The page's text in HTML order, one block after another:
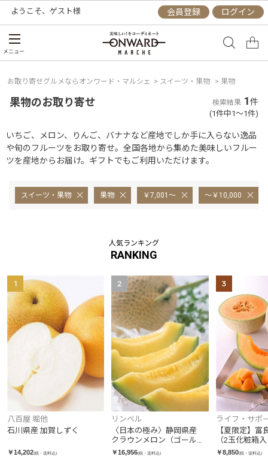
ようこそ、 ゲスト様 会員登録 ログイン
メニュー
お取り寄せグルメならオンワード・マルシェ > スイーツ・果物 > 果物
果物のお取り寄せ 検索結果 1件
(1件中1～1件)
いちご、メロン、りんご、バナナなど産地でしか手に入らない逸品
や旬のフルーツをお取り寄せ。全国各地から集めた美味しいフルー
ツを産地からお届け。ギフトでもご利用いただけます。
スイーツ・果物 果物 ￥7,001～ ～￥10,000
人気ランキング
RANKING
1
八百屋 堀他
石川県産 加賀しずく
￥14,202(税・送料込)
2
リンベル
〈日本の極み〉静岡県産
クラウンメロン（ゴール
ド）
￥16,956(税・送料込)
3
ライフ・サポ
【夏限定】富
（2玉化粧箱
￥8,850(税・送料込)